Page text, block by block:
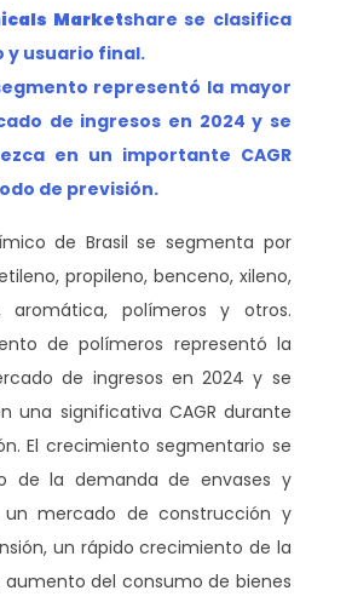
Marketshare se clasifica
y usuario final.
representó la mayor
de ingresos en 2024 y se
en un importante CAGR
de previsión.
de Brasil se segmenta por
propileno, benceno, xileno,
aromática, polímeros y otros.
de polímeros representó la
de ingresos en 2024 y se
una significativa CAGR durante
El crecimiento segmentario se
de la demanda de envases y
un mercado de construcción y
un rápido crecimiento de la
del consumo de bienes